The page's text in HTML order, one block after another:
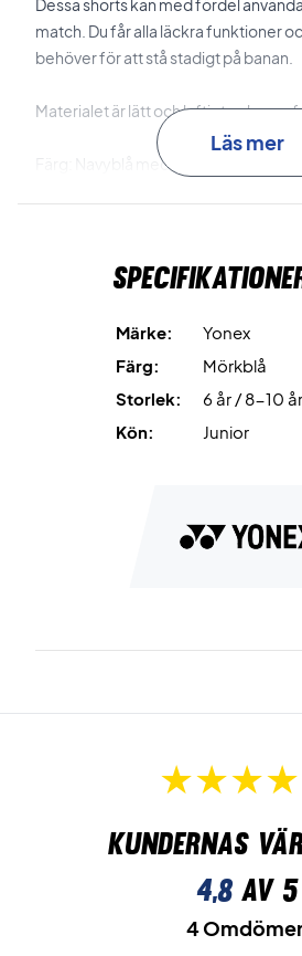
Dessa shorts kan med fördel
match. Du får alla läckra funktioner
behöver för att stå stadigt på banan.
Materialet är lätt och luftigt och
Färg: Navyblå med gröna och blå
Läs mer
Märke:
Yonex
Färg:
Mörkblå
Storlek:
6 år / 8-10
Kön:
Junior
Kundernas
4,8 av 5
4